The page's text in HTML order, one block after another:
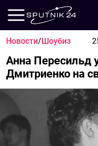
Новости/Шоубиз
Анна Пересильд
Дмитриенко на